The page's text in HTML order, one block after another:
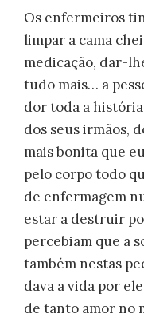
Os enfermeiros
limpar a cama
medicação, dar-
tudo mais… a
dor toda a história
dos seus irmãos,
mais bonita que
pelo corpo todo
de enfermagem
estar a destruir
percebiam que a
também nestas
dava a vida por
de tanto amor no